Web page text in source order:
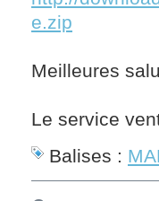
e.zip
Meilleures
Le service
Balises :